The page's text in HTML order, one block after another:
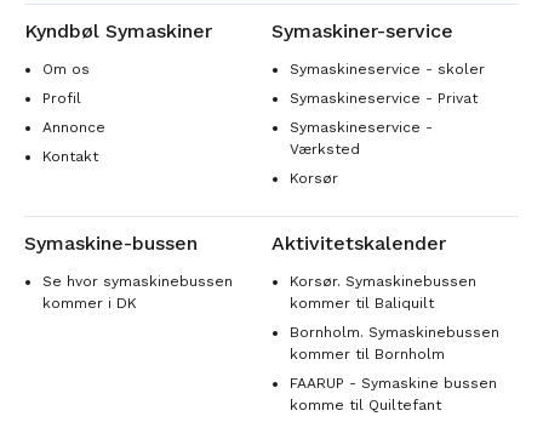
Kyndbøl Symaskiner
Om os
Profil
Annonce
Kontakt
Symaskiner-service
Symaskineservice - skoler
Symaskineservice - Privat
Symaskineservice -
Værksted
Korsør
Symaskine-bussen
Se hvor symaskinebussen
kommer i DK
Aktivitetskalender
Korsør. Symaskinebussen
kommer til Baliquilt
Bornholm. Symaskinebussen
kommer til Bornholm
FAARUP - Symaskine bussen
komme til Quiltefant